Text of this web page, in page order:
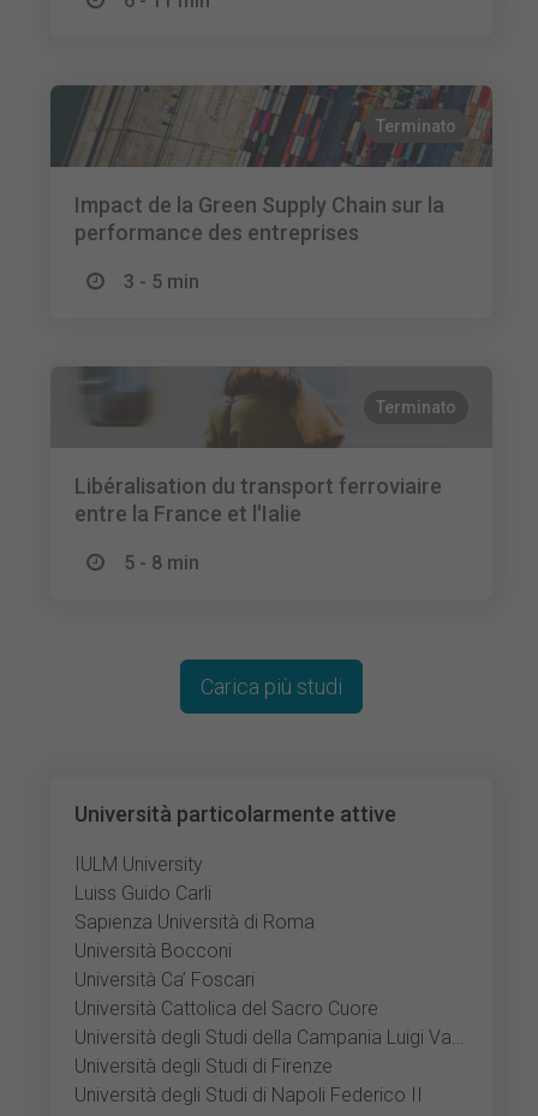
Terminato
Impact de la Green Supply Chain sur la
performance des entreprises
3 - 5 min
Terminato
Libéralisation du transport ferroviaire
entre la France et l'Ialie
5 - 8 min
Università particolarmente attive
IULM University
Luiss Guido Carli
Sapienza Università di Roma
Università Bocconi
Università Ca’ Foscari
Università Cattolica del Sacro Cuore
Università degli Studi della Campania Luigi Vanvitelli
Università degli Studi di Firenze
Università degli Studi di Napoli Federico II
Carica più studi